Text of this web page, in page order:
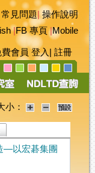
常見問題|操作說明
|FB 專頁|Mobile
會員 登入 註冊
小：
—以宏碁集團